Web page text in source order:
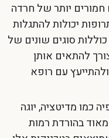
חמורים יותר של חרדה
יכולות להתגלות
כוללות סוגים שונים של
להתאים אותן
עם רופא
כמו מדיטציה, יוגה
מאוד בהורדת רמות